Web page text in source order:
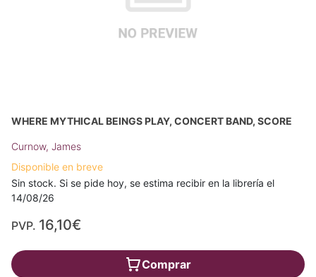
WHERE MYTHICAL BEINGS PLAY, CONCERT BAND, SCORE
Curnow, James
Disponible en breve
Sin stock. Si se pide hoy, se estima recibir en la librería el
14/08/26
PVP. 16,10€
Comprar